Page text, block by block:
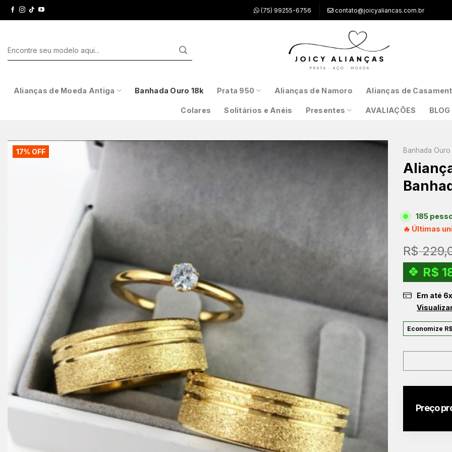
Skip
to
(75) 99255-6756 contato@joicyaliancas.com.br
por:
Alianças de Moeda Antiga Banhada Ouro 18k Prata 950 Alianças de Namoro Alianças de
Colares Solitários e Anéis Presentes AVALIAÇÕES BLOG
17% OFF Banhada Ouro
185
🔥 Últimas
R$
R$
Em até 6
Economize R$
Preço